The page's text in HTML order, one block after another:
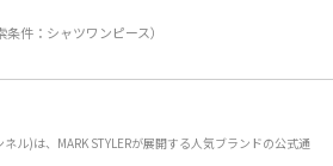
条件：シャツワンピース）
ル)は、MARK STYLERが展開する人気ブランドの公式通